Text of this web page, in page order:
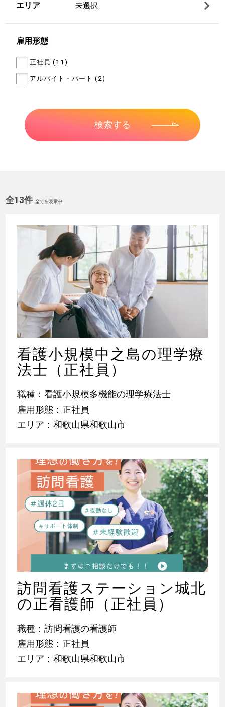
エリア 未選択
雇用形態
正社員 (11)
アルバイト・パート (2)
全13件 全てを表示中
看護小規模中之島の理学療
法士（正社員）
職種：看護小規模多機能の理学療法士
雇用形態：正社員
エリア：和歌山県和歌山市
訪問看護ステーション城北
の正看護師（正社員）
職種：訪問看護の看護師
雇用形態：正社員
エリア：和歌山県和歌山市